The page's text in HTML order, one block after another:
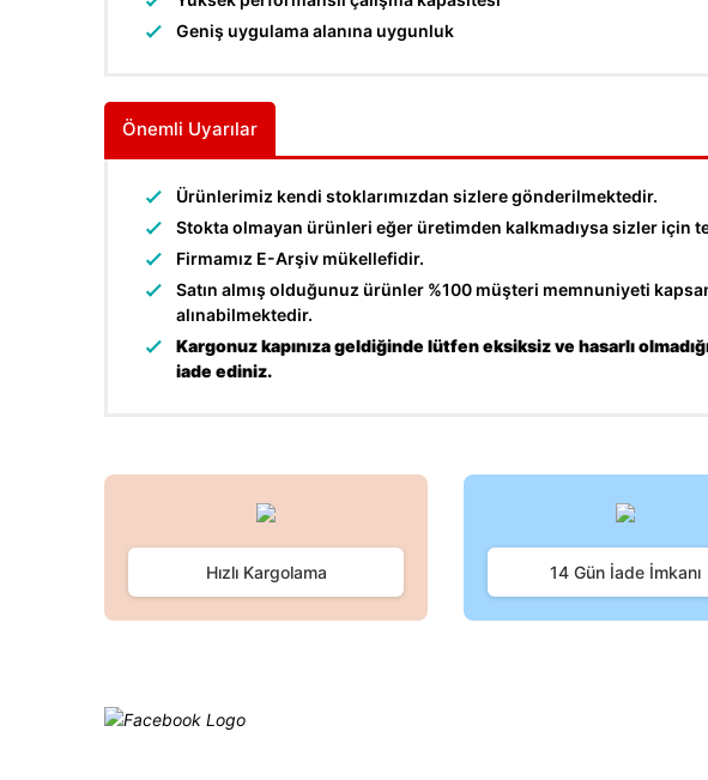
Geniş uygulama alanına uygunluk
Önemli Uyarılar
Ürünlerimiz kendi stoklarımızdan sizlere gönderilmektedir.
Stokta olmayan ürünleri eğer üretimden kalkmadıysa sizler
Firmamız E-Arşiv mükellefidir.
Satın almış olduğunuz ürünler %100 müşteri memnuniyeti
alınabilmektedir.
Kargonuz kapınıza geldiğinde lütfen eksiksiz ve hasarlı
iade ediniz.
Ürün resmi kalitesiz, bozuk veya görüntülenemiyor.
Ürün açıklamasında eksik bilgiler bulunuyor.
Ürün bilgilerinde hatalar bulunuyor.
Hızlı Kargolama 14 Gün İade İmkanı